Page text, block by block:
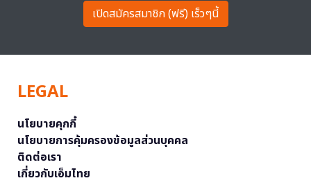
เปิดสมัครสมาชิก (ฟรี) เร็วๆนี้
LEGAL
นโยบายคุกกี้
นโยบายการคุ้มครองข้อมูลส่วนบุคคล
ติดต่อเรา
เกี่ยวกับเอ็มไทย